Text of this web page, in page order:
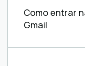
Como entrar
Gmail